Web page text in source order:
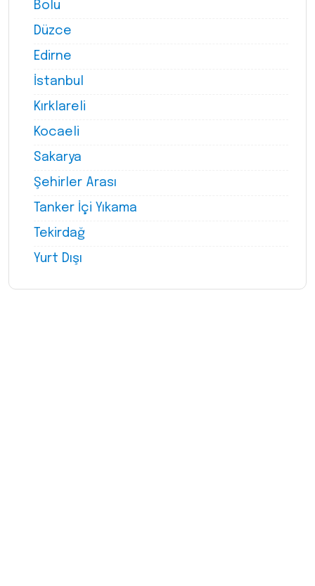
Bolu
Düzce
Edirne
İstanbul
Kırklareli
Kocaeli
Sakarya
Şehirler Arası
Tanker İçi Yıkama
Tekirdağ
Yurt Dışı